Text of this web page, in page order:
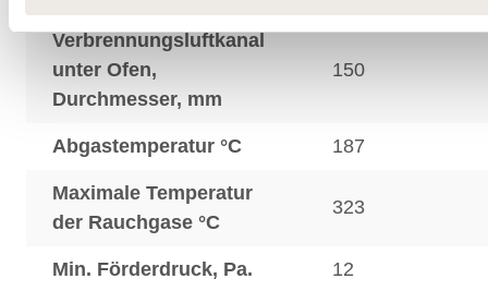
Verbrennungsluftkanal
unter Ofen,
Durchmesser, mm
150
Abgastemperatur °C 187
Maximale Temperatur
der Rauchgase °C
323
Min. Förderdruck, Pa. 12